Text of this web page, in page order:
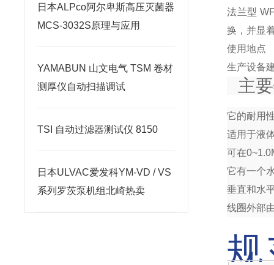
日本ALPco阿尔卑斯高压灭菌器
MCS-3032S原理与应用
YAMABUN 山文电气 TSM 卷材
测厚仪自动扫描调试
TSI 自动过滤器测试仪 8150
日本ULVAC爱发科YM-VD / VS
系列罗茨泵机组北崎热卖
法兰型
换，并显
使用地点
生产设备
主
它的耐用
适用于液
可在
它有一个
垂直和水
线圈外部